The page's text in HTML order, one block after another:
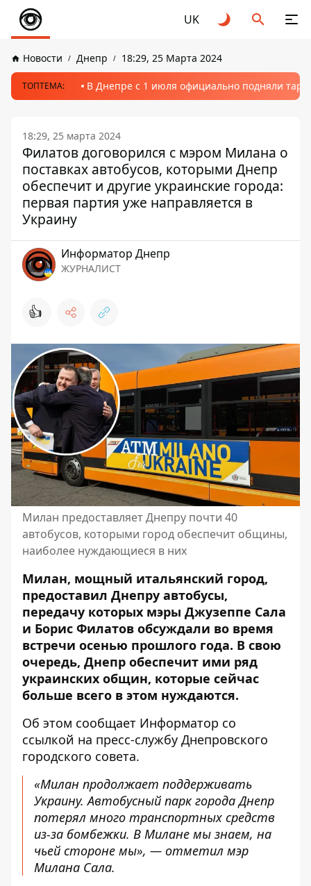
UK
Новости Днепр 18:29, 25 Марта 2024
ТОПТЕМА: В Днепре с 1 июля официально подняли
18:29, 25 марта 2024
Филатов договорился с мэром Милана о
поставках автобусов, которыми Днепр
обеспечит и другие украинские города:
первая партия уже направляется в
Украину
Информатор Днепр
ЖУРНАЛИСТ
👍
Милан предоставляет Днепру почти 40
автобусов, которыми город обеспечит общины,
наиболее нуждающиеся в них
Милан, мощный итальянский город,
предоставил Днепру автобусы,
передачу которых мэры Джузеппе Сала
и Борис Филатов обсуждали во время
встречи осенью прошлого года. В свою
очередь, Днепр обеспечит ими ряд
украинских общин, которые сейчас
больше всего в этом нуждаются.
Об этом сообщает Информатор со
ссылкой на пресс-службу Днепровского
городского совета.
«Милан продолжает поддерживать
Украину. Автобусный парк города Днепр
потерял много транспортных средств
из-за бомбежки. В Милане мы знаем, на
чьей стороне мы», — отметил мэр
Милана Сала.